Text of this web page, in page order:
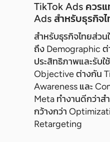
TikTok Ads ควร
Ads สำหรับธุรกิจไ
สำหรับธุรกิจไทยส่วน
ถึง Demographic
ประสิทธิภาพและรับใ
Objective ต่างกัน
Awareness และ
Meta ทำงานดีกว่าส
กว้างกว่า
Retargeting